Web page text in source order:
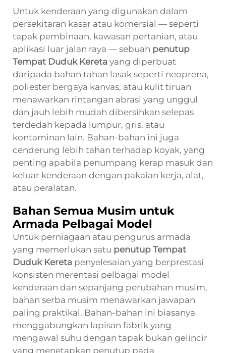
Untuk kenderaan yang digunakan dalam
persekitaran kasar atau komersial — seperti
tapak pembinaan, kawasan pertanian, atau
aplikasi luar jalan raya — sebuah penutup
Tempat Duduk Kereta yang diperbuat
daripada bahan tahan lasak seperti neoprena,
poliester bergaya kanvas, atau kulit tiruan
menawarkan rintangan abrasi yang unggul
dan jauh lebih mudah dibersihkan selepas
terdedah kepada lumpur, gris, atau
kontaminan lain. Bahan-bahan ini juga
cenderung lebih tahan terhadap koyak, yang
penting apabila penumpang kerap masuk dan
keluar kenderaan dengan pakaian kerja, alat,
atau peralatan.
Bahan Semua Musim untuk
Armada Pelbagai Model
Untuk perniagaan atau pengurus armada
yang memerlukan satu penutup Tempat
Duduk Kereta penyelesaian yang berprestasi
konsisten merentasi pelbagai model
kenderaan dan sepanjang perubahan musim,
bahan serba musim menawarkan jawapan
paling praktikal. Bahan-bahan ini biasanya
menggabungkan lapisan fabrik yang
mengawal suhu dengan tapak bukan gelincir
yang menetapkan penutup pada